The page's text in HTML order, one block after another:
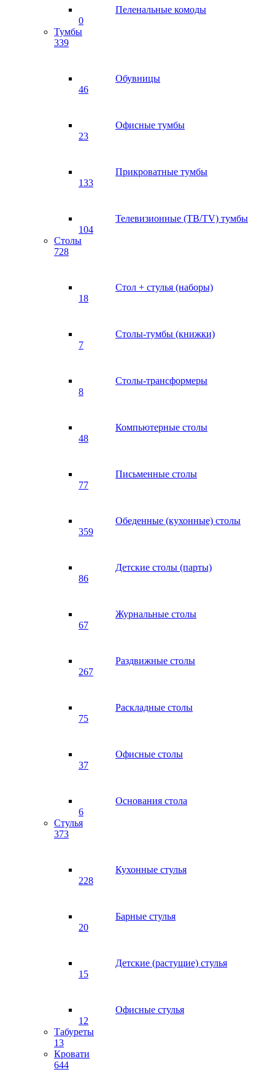
Пеленальные комоды
0
Тумбы
339
Обувницы
46
Офисные тумбы
23
Прикроватные тумбы
133
Телевизионные (ТВ/TV) тумбы
104
Столы
728
Стол + стулья (наборы)
18
Столы-тумбы (книжки)
7
Столы-трансформеры
8
Компьютерные столы
48
Письменные столы
77
Обеденные (кухонные) столы
359
Детские столы (парты)
86
Журнальные столы
67
Раздвижные столы
267
Раскладные столы
75
Офисные столы
37
Основания стола
6
Стулья
373
Кухонные стулья
228
Барные стулья
20
Детские (растущие) стулья
15
Офисные стулья
12
Табуреты
13
Кровати
644